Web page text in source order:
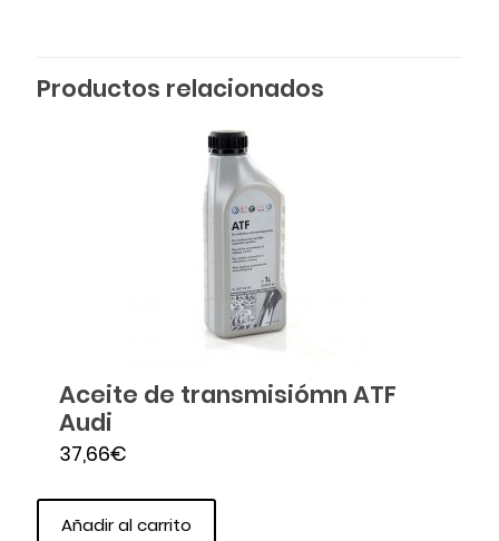
Productos relacionados
Aceite de transmisiómn ATF
Audi
37,66€
Añadir al carrito